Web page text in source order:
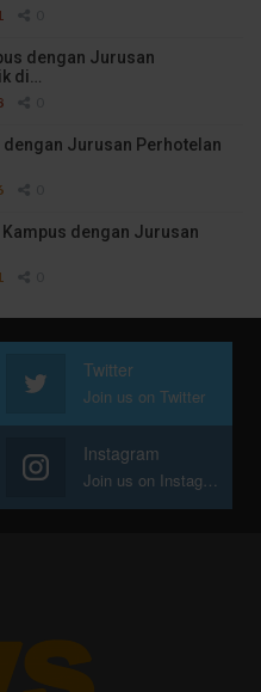
dengan Jurusan
di…
dengan Jurusan Perhotelan
Kampus dengan Jurusan
Twitter
Join us on Twitter
Instagram
Join us on Instagram